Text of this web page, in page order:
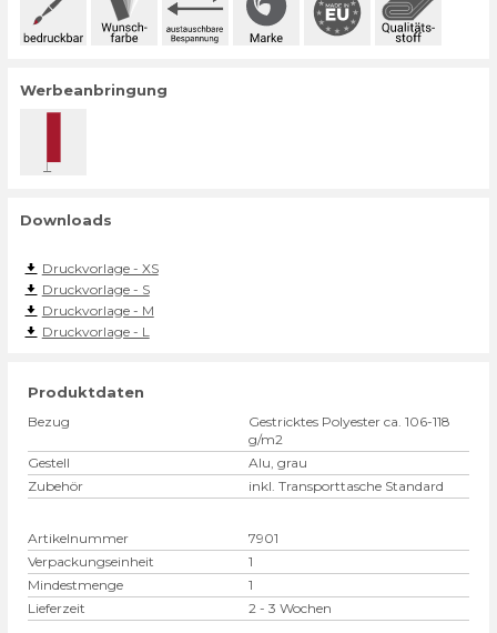
Werbeanbringung
Downloads
Druckvorlage - XS
Druckvorlage - S
Druckvorlage - M
Druckvorlage - L
Produktdaten
Bezug
Gestricktes Polyester ca. 106-118
g/m2
Gestell
Alu, grau
Zubehör
inkl. Transporttasche Standard
Artikelnummer
7901
Verpackungseinheit
1
Mindestmenge
1
Lieferzeit
2 - 3 Wochen